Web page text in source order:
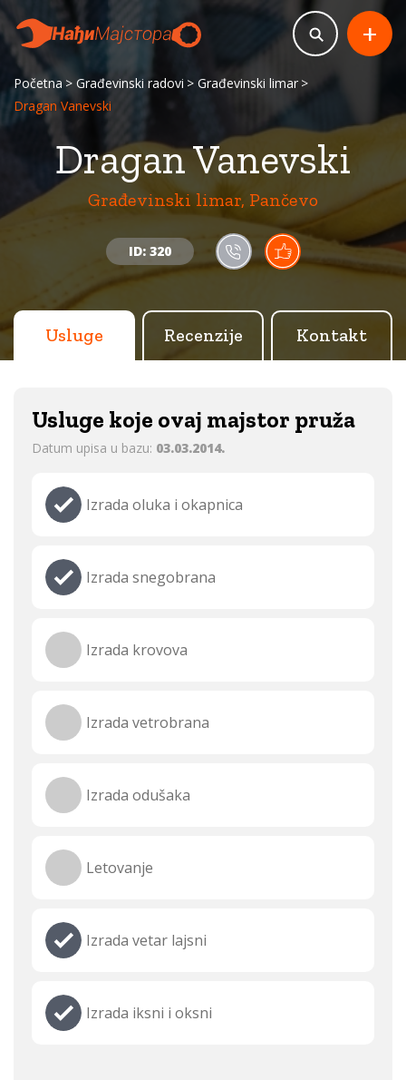
Početna Građevinski radovi
Građevinski limar
Dragan Vanevski
Dragan Vanevski
Građevinski limar, Pančevo
ID: 320
+
Usluge Recenzije Kontakt
Usluge koje ovaj majstor pruža
Datum upisa u bazu: 03.03.2014.
Izrada oluka i okapnica
Izrada snegobrana
Izrada krovova
Izrada vetrobrana
Izrada odušaka
Letovanje
Izrada vetar lajsni
Izrada iksni i oksni